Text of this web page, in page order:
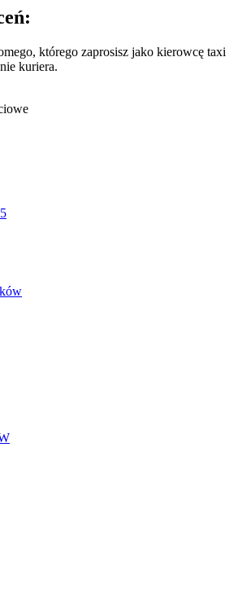
którego zaprosisz jako kierowcę taxi
kuriera.